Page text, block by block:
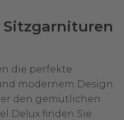
Sitzgarnituren
die perfekte
modernem Design.
den gemütlichen
Delux finden Sie